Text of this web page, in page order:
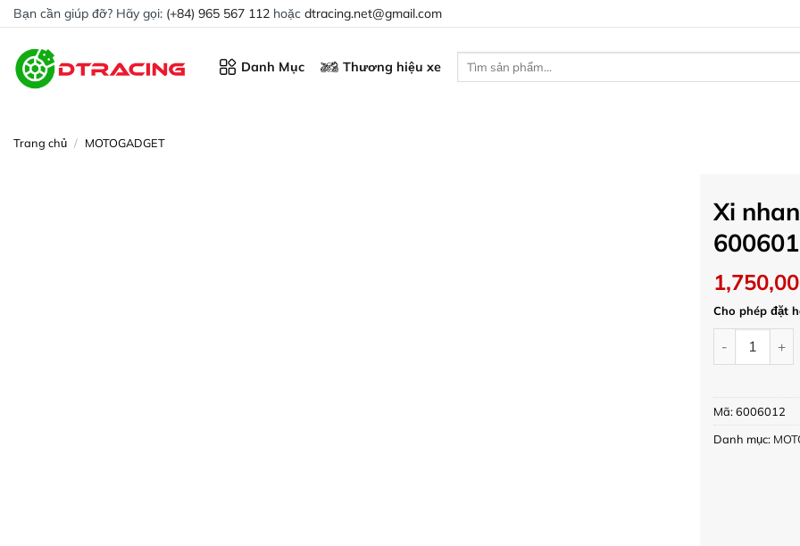
Chuyển
đến
nội
dung
Bạn cần giúp đỡ? Hãy gọi: (+84) 965 567 112 hoặc dtracing.net@gmail.com
Danh Mục Thương hiệu xe
Tìm
Trang chủ / MOTOGADGET
Xi
Cho phép đặt
Xi nhan
Mã:6006012
Danh mục: